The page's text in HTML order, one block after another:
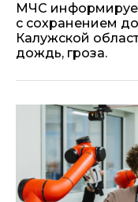
МЧС
с сохранением
Калужской
дождь, гроза.